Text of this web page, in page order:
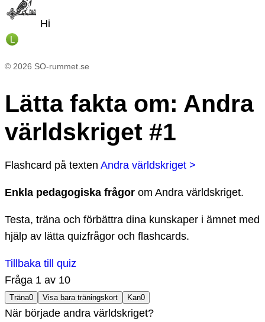
Hi
L
© 2026 SO-rummet.se
Lätta fakta om: Andra
världskriget #1
Flashcard på texten Andra världskriget >
Enkla pedagogiska frågor om Andra världskriget.
Testa, träna och förbättra dina kunskaper i ämnet med
hjälp av lätta quizfrågor och flashcards.
Tillbaka till quiz
Fråga 1 av 10
Träna0 Visa bara träningskort Kan0
När började andra världskriget?